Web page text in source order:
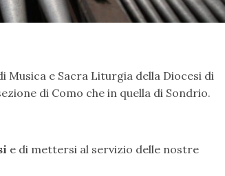
Musica e Sacra Liturgia della Diocesi di
di Como che in quella di Sondrio.
e di mettersi al servizio delle nostre